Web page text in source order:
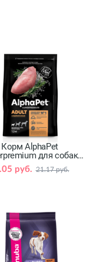
Корм AlphaPet
для собак
(индейка, рис)
руб. 21.17 руб.